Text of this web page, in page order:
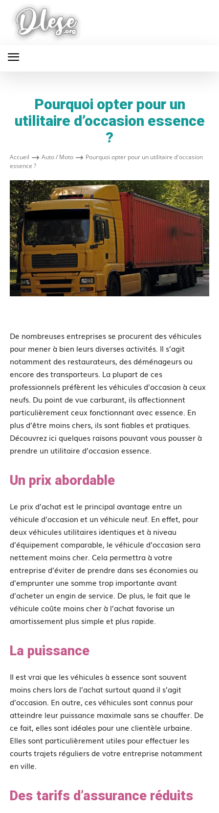
Pourquoi opter pour un
utilitaire d’occasion essence
?
Accueil Auto / Moto
Pourquoi opter pour un utilitaire d'occasion
essence ?
De nombreuses entreprises se procurent des véhicules
pour mener à bien leurs diverses activités. Il s’agit
notamment des restaurateurs, des déménageurs ou
encore des transporteurs. La plupart de ces
professionnels préfèrent les véhicules d’occasion à ceux
neufs. Du point de vue carburant, ils affectionnent
particulièrement ceux fonctionnant avec essence. En
plus d’être moins chers, ils sont fiables et pratiques.
Découvrez ici quelques raisons pouvant vous pousser à
prendre un utilitaire d’occasion essence.
Un prix abordable
Le prix d’achat est le principal avantage entre un
véhicule d’occasion et un véhicule neuf. En effet, pour
deux véhicules utilitaires identiques et à niveau
d’équipement comparable, le véhicule d’occasion sera
nettement moins cher. Cela permettra à votre
entreprise d’éviter de prendre dans ses économies ou
d’emprunter une somme trop importante avant
d’acheter un engin de service. De plus, le fait que le
véhicule coûte moins cher à l’achat favorise un
amortissement plus simple et plus rapide.
La puissance
Il est vrai que les véhicules à essence sont souvent
moins chers lors de l’achat surtout quand il s’agit
d’occasion. En outre, ces véhicules sont connus pour
atteindre leur puissance maximale sans se chauffer. De
ce fait, elles sont idéales pour une clientèle urbaine.
Elles sont particulièrement utiles pour effectuer les
courts trajets réguliers de votre entreprise notamment
en ville.
Des tarifs d’assurance réduits